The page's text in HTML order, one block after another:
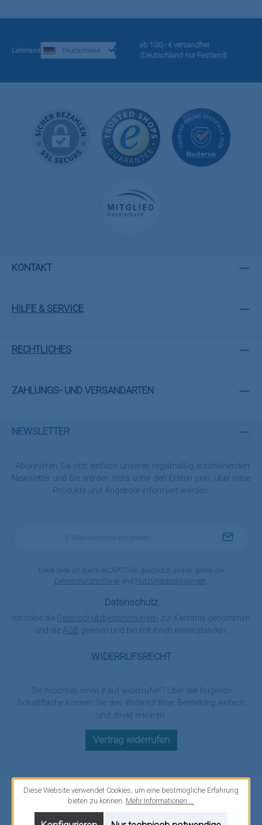
Lieferland
ab 100,- € versandfrei
(Deutschland nur Festland)
KONTAKT
HILFE & SERVICE
RECHTLICHES
ZAHLUNGS- UND VERSANDARTEN
WIDERRUFSRECHT
Sie möchten einen Kauf widerrufen? Über die folgende
Schaltfläche können Sie den Widerruf Ihrer Bestellung einfach
und direkt erklären.
Vertrag widerrufen
NEWSLETTER
Abonnieren Sie jetzt einfach unseren regelmäßig erscheinenden
Newsletter und Sie werden stets unter den Ersten sein, über neue
Produkte und Angebote informiert werden.
Diese Seite ist durch reCAPTCHA geschützt und es gelten die
Datenschutzrichtlinieund Nutzungsbedingungen
Datenschutz
Ich habe die Datenschutzbestimmungen zur Kenntnis genommen
und die AGB gelesen und bin mit ihnen einverstanden.
Facebook
Diese Website verwendet Cookies, um eine bestmögliche Erfahrung
bieten zu können. Mehr Informationen ...